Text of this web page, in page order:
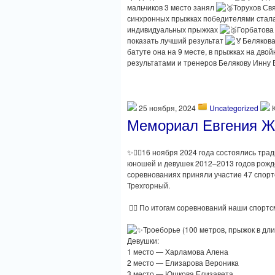
мальчиков 3 место занял
Торухов
синхронных прыжках победителями
индивидуальных прыжках
показать лучший результат
батуте она на 9 месте, в прыжках на
результатами и тренеров Белякову
25 ноября, 2024 Uncategorized
Мемориал Евгения
✨🏃‍♂️16 ноября 2024 года состоялись
юношей и девушек 2012–2013 годов
соревнованиях приняли участие 47
Трехгорный.
🏃‍♂️ По итогам соревнований наши
Троеборье (100 метров, прыжок в
Девушки:
1 место — Харламова Алена
2 место — Елизарова Вероника